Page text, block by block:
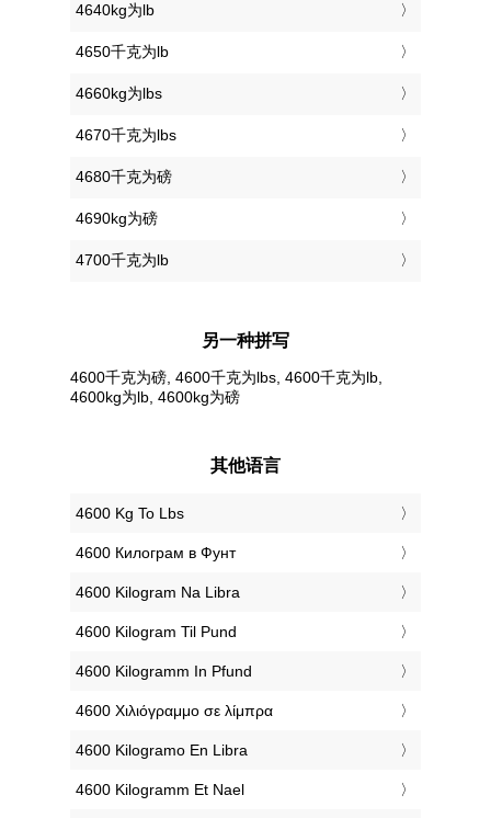
4640kg为lb
4650千克为lb
4660kg为lbs
4670千克为lbs
4680千克为磅
4690kg为磅
4700千克为lb
另一种拼写
4600千克为磅, 4600千克为lbs, 4600千克为lb,
4600kg为lb, 4600kg为磅
其他语言
‎4600 Kg To Lbs
‎4600 Килограм в Фунт
‎4600 Kilogram Na Libra
‎4600 Kilogram Til Pund
‎4600 Kilogramm In Pfund
‎4600 Χιλιόγραμμο σε λίμπρα
‎4600 Kilogramo En Libra
‎4600 Kilogramm Et Nael